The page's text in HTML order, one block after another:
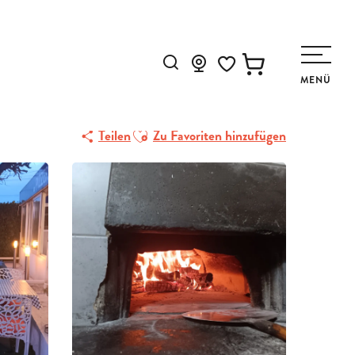
MENÜ
TeilenAjouter aux favoris
Zu Favoriten hinzufügen